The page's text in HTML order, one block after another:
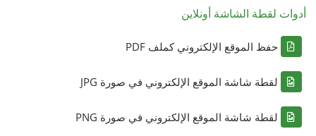
أدوات لقطة الشاشة أونلاين
حفظ الموقع الإلكتروني كملف PDF
لقطة شاشة الموقع الإلكتروني في صورة JPG
لقطة شاشة الموقع الإلكتروني في صورة PNG